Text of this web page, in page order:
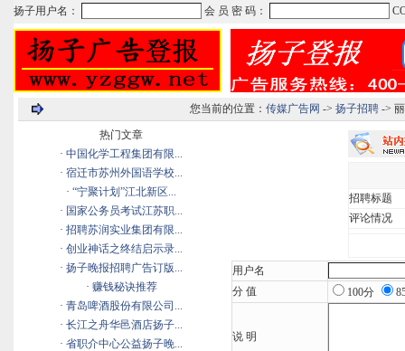
您当前的位置： 传媒广告网 -> 扬子招聘-> 丽
热门文章
· 中国化学工程集团有限...
· 宿迁市苏州外国语学校...
· “宁聚计划”江北新区...
· 国家公务员考试江苏职...
· 招聘苏润实业集团有限...
· 创业神话之终结启示录...
· 扬子晚报招聘广告订版...
· 赚钱秘诀推荐
· 青岛啤酒股份有限公司...
· 长江之舟华邑酒店扬子...
· 省职介中心公益扬子晚...
招聘标题
评论情况
用户名
分 值
100分
说 明